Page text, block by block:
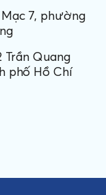
7, phường
Quang
phố Hồ Chí